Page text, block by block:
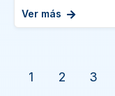
Ver más
1 2 3